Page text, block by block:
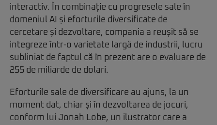
interactiv. În combinație cu progresele sale în
domeniul AI și eforturile diversificate de
cercetare și dezvoltare, compania a reușit să se
integreze într-o varietate largă de industrii, lucru
subliniat de faptul că în prezent are o evaluare de
255 de miliarde de dolari.
Eforturile sale de diversificare au ajuns, la un
moment dat, chiar și în dezvoltarea de jocuri,
conform lui Jonah Lobe, un ilustrator care a